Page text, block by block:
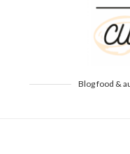
Blog food &